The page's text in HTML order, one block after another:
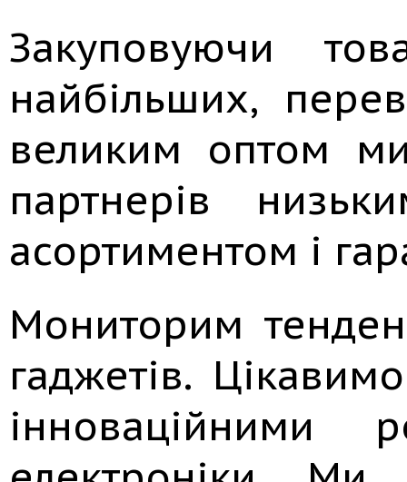
Закуповуючи
найбільших,
великим оптом
партнерів
асортиментом і
Мониторим
гаджетів.
інноваційними